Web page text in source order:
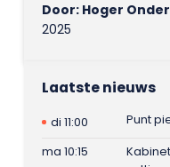
Door: Hoger
2025
Laatste nieuws
di 11:00
Punt
ma 10:15